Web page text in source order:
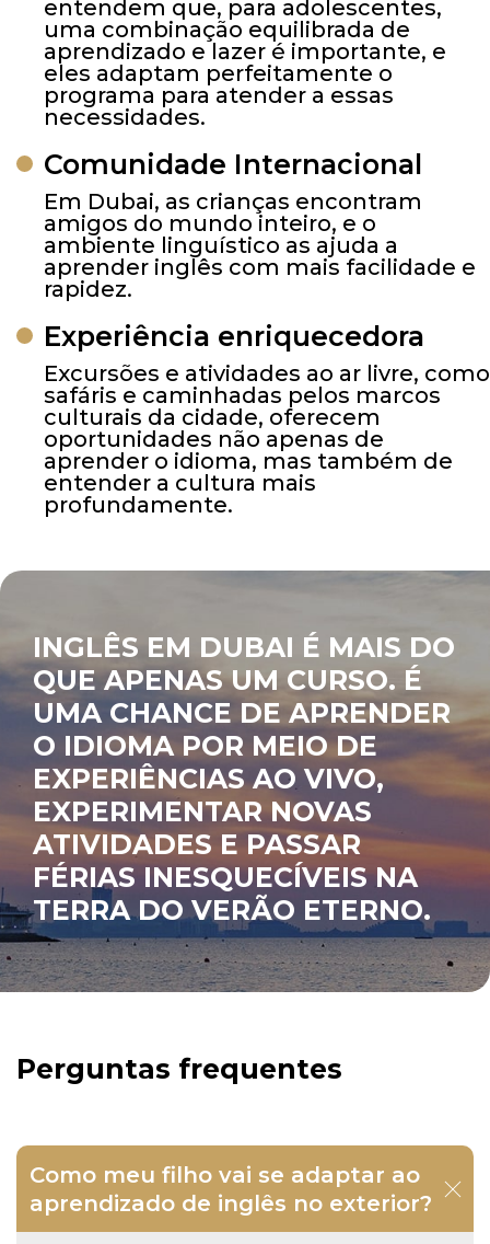
entendem que, para adolescentes,
uma combinação equilibrada de
aprendizado e lazer é importante, e
eles adaptam perfeitamente o
programa para atender a essas
necessidades.
Comunidade Internacional
Em Dubai, as crianças encontram
amigos do mundo inteiro, e o
ambiente linguístico as ajuda a
aprender inglês com mais facilidade e
rapidez.
Experiência enriquecedora
Excursões e atividades ao ar livre, como
safáris e caminhadas pelos marcos
culturais da cidade, oferecem
oportunidades não apenas de
aprender o idioma, mas também de
entender a cultura mais
profundamente.
INGLÊS EM DUBAI É MAIS DO
QUE APENAS UM CURSO. É
UMA CHANCE DE APRENDER
O IDIOMA POR MEIO DE
EXPERIÊNCIAS AO VIVO,
EXPERIMENTAR NOVAS
ATIVIDADES E PASSAR
FÉRIAS INESQUECÍVEIS NA
TERRA DO VERÃO ETERNO.
Perguntas frequentes
Como meu filho vai se adaptar ao
aprendizado de inglês no exterior?